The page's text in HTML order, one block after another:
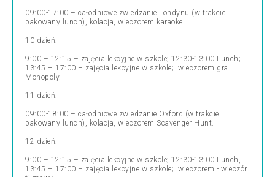
09:00-17:00 – całodniowe zwiedzanie Londynu (w trakcie
pakowany lunch), kolacja, wieczorem karaoke.
10 dzień:
9:00 – 12:15 – zajęcia lekcyjne w szkole; 12:30-13:00 Lunch;
13:45 – 17:00 – zajęcia lekcyjne w szkole; wieczorem gra
Monopoly.
11 dzień:
09:00-18:00 – całodniowe zwiedzanie Oxford (w trakcie
pakowany lunch), kolacja, wieczorem Scavenger Hunt.
12 dzień:
9:00 – 12:15 – zajęcia lekcyjne w szkole; 12:30-13:00 Lunch,
13:45 – 17:00 – zajęcia lekcyjne w szkole; wieczorem - wieczór